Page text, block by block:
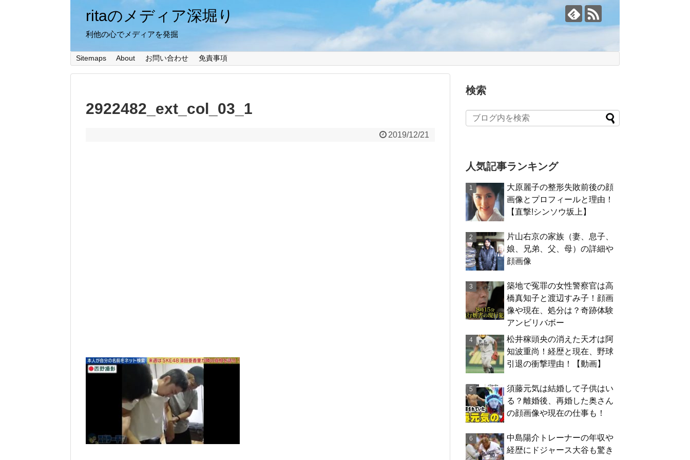
ritaのメディア深堀り
利他の心でメディアを発掘
Sitemaps About お問い合わせ 免責事項
2922482_ext_col_03_1
2019/12/21
検索
人気記事ランキング
大原麗子の整形失敗前後の顔
画像とプロフィールと理由！
【直撃!シンソウ坂上】
片山右京の家族（妻、息子、
娘、兄弟、父、母）の詳細や
顔画像
築地で冤罪の女性警察官は高
橋真知子と渡辺すみ子！顔画
像や現在、処分は？奇跡体験
アンビリバボー
松井稼頭央の消えた天才は阿
知波重尚！経歴と現在、野球
引退の衝撃理由！【動画】
須藤元気は結婚して子供はい
る？離婚後、再婚した奥さん
の顔画像や現在の仕事も！
中島陽介トレーナーの年収や
経歴にドジャース大谷も驚き